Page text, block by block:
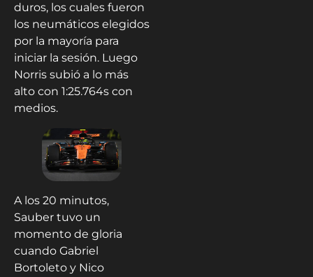
duros, los cuales fueron
los neumáticos elegidos
por la mayoría para
iniciar la sesión. Luego
Norris subió a lo más
alto con 1:25.764s con
medios.
A los 20 minutos,
Sauber tuvo un
momento de gloria
cuando Gabriel
Bortoleto y Nico